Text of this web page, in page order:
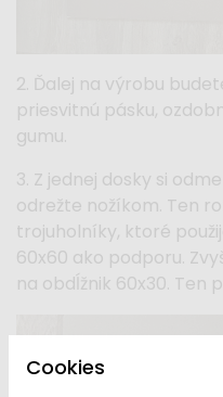
2. Ďalej na výrobu
priesvitnú pásku,
gumu.
3. Z jednej dosky si
odrežte nožíkom. Ten
trojuholníky, ktoré
60x60 ako podporu.
na obdĺžnik 60x30. Ten
Cookies